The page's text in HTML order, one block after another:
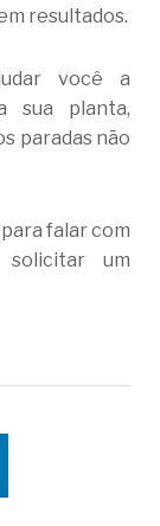
resultados.
você a
sua planta,
paradas não
falar com
um